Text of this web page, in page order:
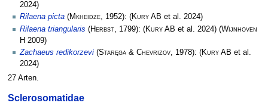
2024)
Rilaena picta (Mkheidze, 1952): (Kury AB et al. 2024)
Rilaena triangularis (Herbst , 1799): (Kury AB et al. 2024) (Wijnhoven
H 2009)
Zachaeus redikorzevi (Staręga & Chevrizov, 1978): (Kury AB et al.
2024)
27 Arten.
Sclerosomatidae